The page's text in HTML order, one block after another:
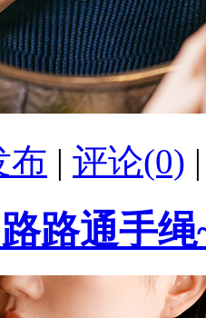
布 | 评论(0)
路通手绳